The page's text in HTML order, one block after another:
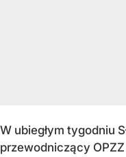
W ubiegłym tygodniu
przewodniczący